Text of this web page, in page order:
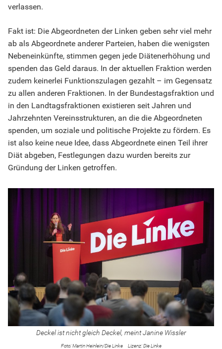
verlassen.
Fakt ist: Die Abgeordneten der Linken geben sehr viel mehr
ab als Abgeordnete anderer Parteien, haben die wenigsten
Nebeneinkünfte, stimmen gegen jede Diätenerhöhung und
spenden das Geld daraus. In der aktuellen Fraktion werden
zudem keinerlei Funktionszulagen gezahlt – im Gegensatz
zu allen anderen Fraktionen. In der Bundestagsfraktion und
in den Landtagsfraktionen existieren seit Jahren und
Jahrzehnten Vereinsstrukturen, an die die Abgeordneten
spenden, um soziale und politische Projekte zu fördern. Es
ist also keine neue Idee, dass Abgeordnete einen Teil ihrer
Diät abgeben, Festlegungen dazu wurden bereits zur
Gründung der Linken getroffen.
Deckel ist nicht gleich Deckel, meint Janine Wissler
Martin Heinlein/Die Linke Die Linke